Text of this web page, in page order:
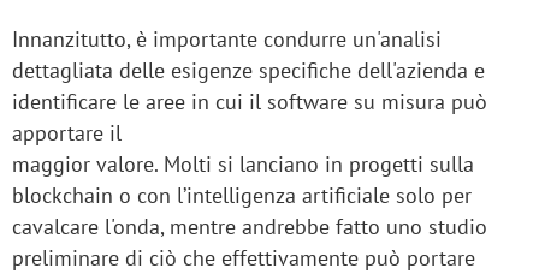
Innanzitutto, è importante condurre un'analisi
dettagliata delle esigenze specifiche dell'azienda e
identificare le aree in cui il software su misura può
apportare il
maggior valore. Molti si lanciano in progetti sulla
blockchain o con l’intelligenza artificiale solo per
cavalcare l'onda, mentre andrebbe fatto uno studio
preliminare di ciò che effettivamente può portare